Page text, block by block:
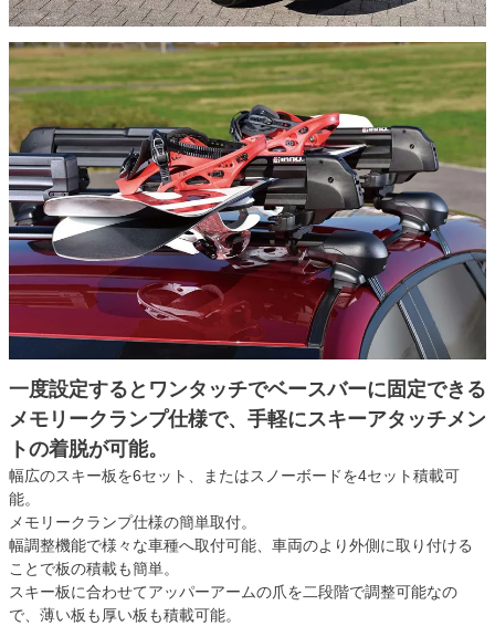
一度設定するとワンタッチでベースバーに固定できる
メモリークランプ仕様で、手軽にスキーアタッチメン
トの着脱が可能。
幅広のスキー板を6セット、またはスノーボードを4セット積載可
能。
メモリークランプ仕様の簡単取付。
幅調整機能で様々な車種へ取付可能、車両のより外側に取り付ける
ことで板の積載も簡単。
スキー板に合わせてアッパーアームの爪を二段階で調整可能なの
で、薄い板も厚い板も積載可能。